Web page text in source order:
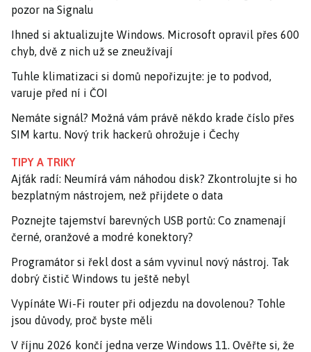
pozor na Signalu
Ihned si aktualizujte Windows. Microsoft opravil přes 600
chyb, dvě z nich už se zneužívají
Tuhle klimatizaci si domů nepořizujte: je to podvod,
varuje před ní i ČOI
Nemáte signál? Možná vám právě někdo krade číslo přes
SIM kartu. Nový trik hackerů ohrožuje i Čechy
TIPY A TRIKY
Ajťák radí: Neumírá vám náhodou disk? Zkontrolujte si ho
bezplatným nástrojem, než přijdete o data
Poznejte tajemství barevných USB portů: Co znamenají
černé, oranžové a modré konektory?
Programátor si řekl dost a sám vyvinul nový nástroj. Tak
dobrý čistič Windows tu ještě nebyl
Vypínáte Wi-Fi router při odjezdu na dovolenou? Tohle
jsou důvody, proč byste měli
V říjnu 2026 končí jedna verze Windows 11. Ověřte si, že